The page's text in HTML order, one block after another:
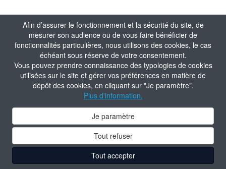
Afin d’assurer le fonctionnement et la sécurité du site, de
mesurer son audience ou de vous faire bénéficier de
fonctionnalités particulières, nous utilisons des cookies, le cas
échéant sous réserve de votre consentement.
Vous pouvez prendre connaissance des typologies de cookies
utilisées sur le site et gérer vos préférences en matière de
dépôt des cookies, en cliquant sur "Je paramètre".
Plus d'information.
Je paramètre
Tout refuser
Tout accepter